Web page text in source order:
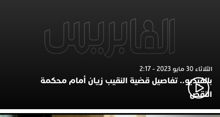
الثلاثاء 30 مايو 2023 - 2:17
بالفيديو.. تفاصيل قضية النقيب زيان أمام محكمة
النقض